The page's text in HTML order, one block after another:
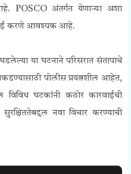
POSCO अंतर्गत येणाऱ्या अशा
करणे आवश्यक आहे.
या घटनाने परिसरात संतापाचे
पोलीस प्रयत्नशील आहेत,
विविध घटकांनी कठोर कारवाईची
नवा विचार करण्याची